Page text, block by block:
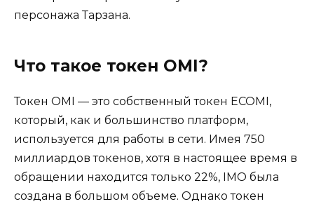
персонажа Тарзана.
Что такое токен OMI?
Токен OMI — это собственный токен ECOMI,
который, как и большинство платформ,
используется для работы в сети. Имея 750
миллиардов токенов, хотя в настоящее время в
обращении находится только 22%, IMO была
создана в большом объеме. Однако токен